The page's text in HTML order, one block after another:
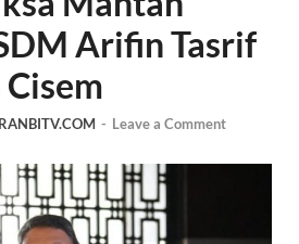
Arifin Tasrif
RANBITV.COM - Leave a Comment